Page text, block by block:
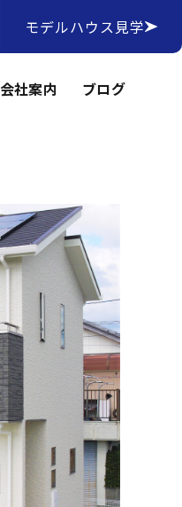
モデルハウス見学
会社案内 ブログ